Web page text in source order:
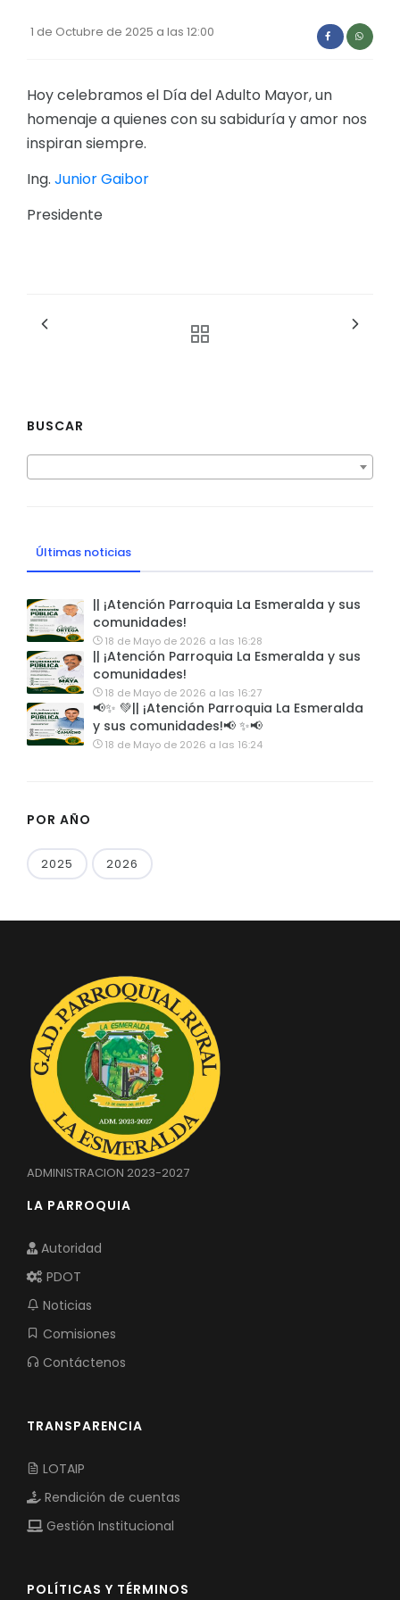
Plan de desarrollo y Ordenamiento Territorial -
Plan Anual Contratación - PAC
Plan Operativo Anual - POA
Convenios Institucionales
PRESUPUESTO: EJECUCIÓN Y REPORTES
Ejecución Presupuestaria
1 de Octubre de 2025 a las 12:00
Hoy celebramos el Día del Adulto Mayor, un
homenaje a quienes con su sabiduría y amor nos
inspiran siempre.
Ing. Junior Gaibor
Presidente
BUSCAR
Últimas noticias
|| ¡Atención Parroquia La Esmeralda y sus
comunidades!
18 de Mayo de 2026 a las 16:28
|| ¡Atención Parroquia La Esmeralda y sus
comunidades!
18 de Mayo de 2026 a las 16:27
📢✨ 💚|| ¡Atención Parroquia La Esmeralda
y sus comunidades!📢 ✨📢
18 de Mayo de 2026 a las 16:24
POR AÑO
2025 2026
ADMINISTRACION 2023-2027
LA PARROQUIA
Autoridad
PDOT
Noticias
Comisiones
Contáctenos
TRANSPARENCIA
LOTAIP
Rendición de cuentas
Gestión Institucional
POLÍTICAS Y TÉRMINOS